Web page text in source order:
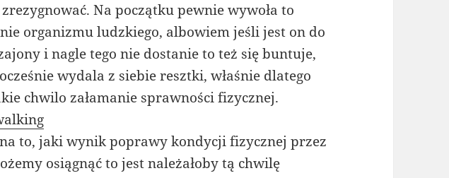
Na początku pewnie wywoła to
organizmu ludzkiego, albowiem jeśli jest on do
i nagle tego nie dostanie to też się buntuje,
wydala z siebie resztki, właśnie dlatego
chwilo załamanie sprawności fizycznej.
to, jaki wynik poprawy kondycji fizycznej przez
osiągnąć to jest należałoby tą chwilę